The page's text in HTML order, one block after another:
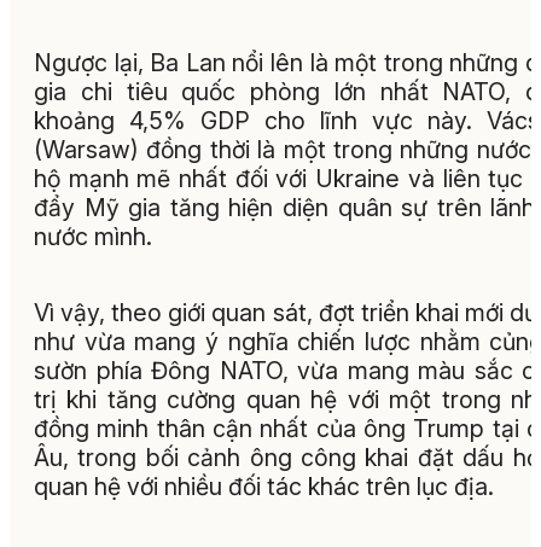
Ngược lại, Ba Lan nổi lên là một trong những
gia chi tiêu quốc phòng lớn nhất NATO,
khoảng 4,5% GDP cho lĩnh vực này.
(Warsaw) đồng thời là một trong những nước
hộ mạnh mẽ nhất đối với Ukraine và liên tục
đẩy Mỹ gia tăng hiện diện quân sự trên
nước mình.
Vì vậy, theo giới quan sát, đợt triển khai mới
như vừa mang ý nghĩa chiến lược nhằm
sườn phía Đông NATO, vừa mang màu sắc
trị khi tăng cường quan hệ với một trong
đồng minh thân cận nhất của ông Trump tại
Âu, trong bối cảnh ông công khai đặt dấu
quan hệ với nhiều đối tác khác trên lục địa.